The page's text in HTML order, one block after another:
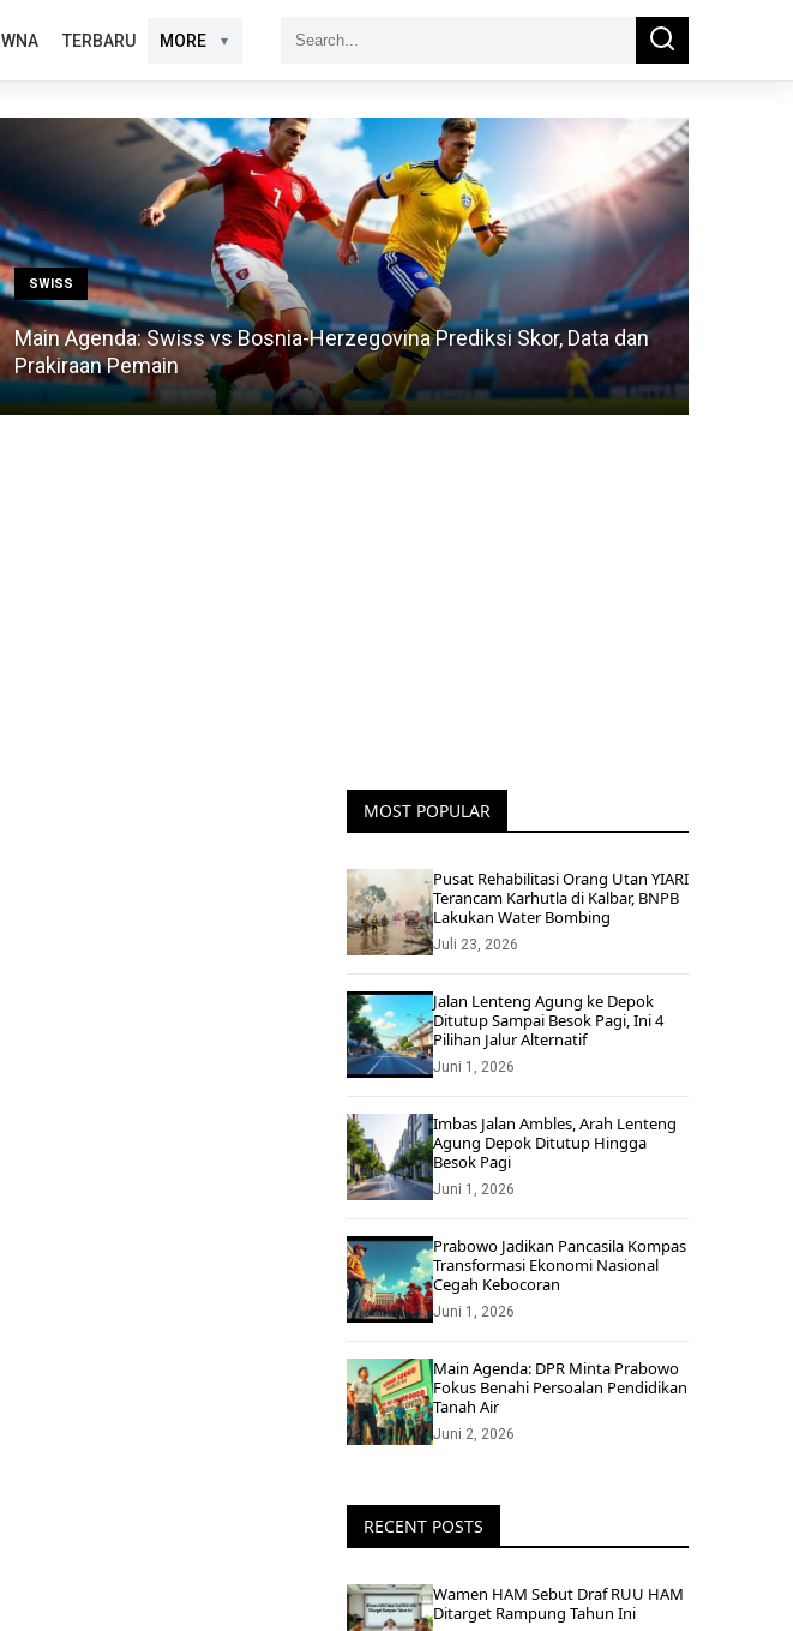
WNA TERBARU MORE
Search
Search
SWISS
Main Agenda: Swiss vs Bosnia-Herzegovina Prediksi Skor, Data dan
Prakiraan Pemain
MOST POPULAR
Pusat Rehabilitasi Orang Utan YIARI
Terancam Karhutla di Kalbar, BNPB
Lakukan Water Bombing
Juli 23, 2026
Jalan Lenteng Agung ke Depok
Ditutup Sampai Besok Pagi, Ini 4
Pilihan Jalur Alternatif
Juni 1, 2026
Imbas Jalan Ambles, Arah Lenteng
Agung Depok Ditutup Hingga
Besok Pagi
Juni 1, 2026
Prabowo Jadikan Pancasila Kompas
Transformasi Ekonomi Nasional
Cegah Kebocoran
Juni 1, 2026
Main Agenda: DPR Minta Prabowo
Fokus Benahi Persoalan Pendidikan
Tanah Air
Juni 2, 2026
RECENT POSTS
Wamen HAM Sebut Draf RUU HAM
Ditarget Rampung Tahun Ini